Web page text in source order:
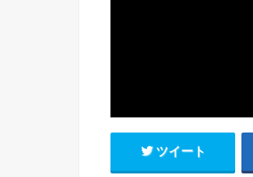
ツイート